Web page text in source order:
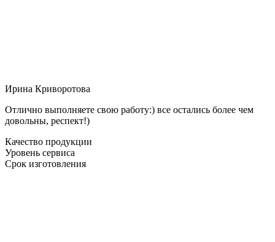
Ирина Криворотова
Отлично выполняете свою работу:) все остались более чем
довольны, респект!)
Качество продукции
Уровень сервиса
Срок изготовления